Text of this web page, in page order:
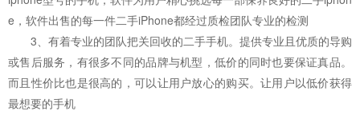
e，软件出售的每一件二手iPhone都经过质检团队专业的检测
3、有着专业的团队把关回收的二手手机。提供专业且优质的导购
或售后服务，有很多不同的品牌与机型，低价的同时也要保证真品。
而且性价比也是很高的，可以让用户放心的购买。让用户以低价获得
最想要的手机